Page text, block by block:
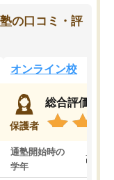
の口コミ・評
オンライン校
保護者
総合評価
通塾開始時の
学年
高3